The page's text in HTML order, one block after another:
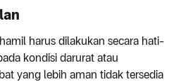
harus dilakukan secara hati-
kondisi darurat atau
yang lebih aman tidak tersedia